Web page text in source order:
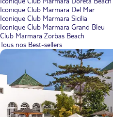
Iconique Club Marmara Del Mar
Iconique Club Marmara Sicilia
Iconique Club Marmara Grand Bleu
Club Marmara Zorbas Beach
Tous nos Best-sellers